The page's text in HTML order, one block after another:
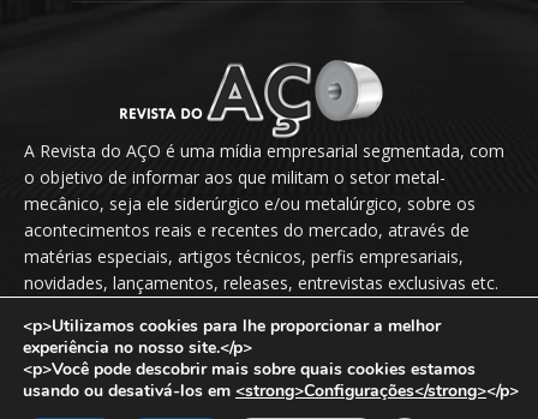
A Revista do AÇO é uma mídia empresarial segmentada, com
o objetivo de informar aos que militam o setor metal-
mecânico, seja ele siderúrgico e/ou metalúrgico, sobre os
acontecimentos reais e recentes do mercado, através de
matérias especiais, artigos técnicos, perfis empresariais,
novidades, lançamentos, releases, entrevistas exclusivas etc.
Fale Conosco: vendas@revistadoaco.com.br
Copyright © 2024Revista do Aço. Todos os direitos reservados.
<p>Utilizamos cookies para lhe proporcionar a melhor
experiência no nosso site.</p>
<p>Você pode descobrir mais sobre quais cookies estamos
usando ou desativá-los em <strong>Configurações</strong></p>